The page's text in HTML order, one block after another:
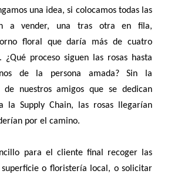
una idea, si colocamos todas las
a vender, una tras otra en fila,
floral que daría más de cuatro
proceso siguen las rosas hasta
de la persona amada? Sin la
de nuestros amigos que se dedican
la Supply Chain, las rosas llegarían
por el camino.
para el cliente final recoger las
o floristería local, o solicitar